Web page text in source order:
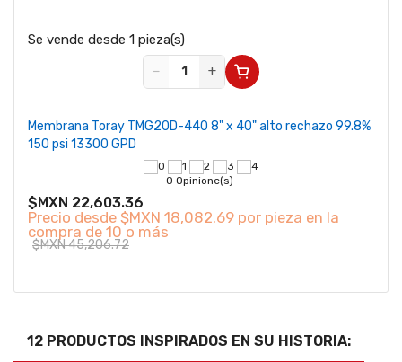
Se vende desde 1 pieza(s)
−
+
Membrana Toray TMG20D-440 8" x 40" alto rechazo 99.8%
150 psi 13300 GPD
0 Opinione(s)
$MXN 22,603.36
Precio desde $MXN 18,082.69 por pieza en la
compra de 10 o más
$MXN 45,206.72
12 PRODUCTOS INSPIRADOS EN SU HISTORIA: